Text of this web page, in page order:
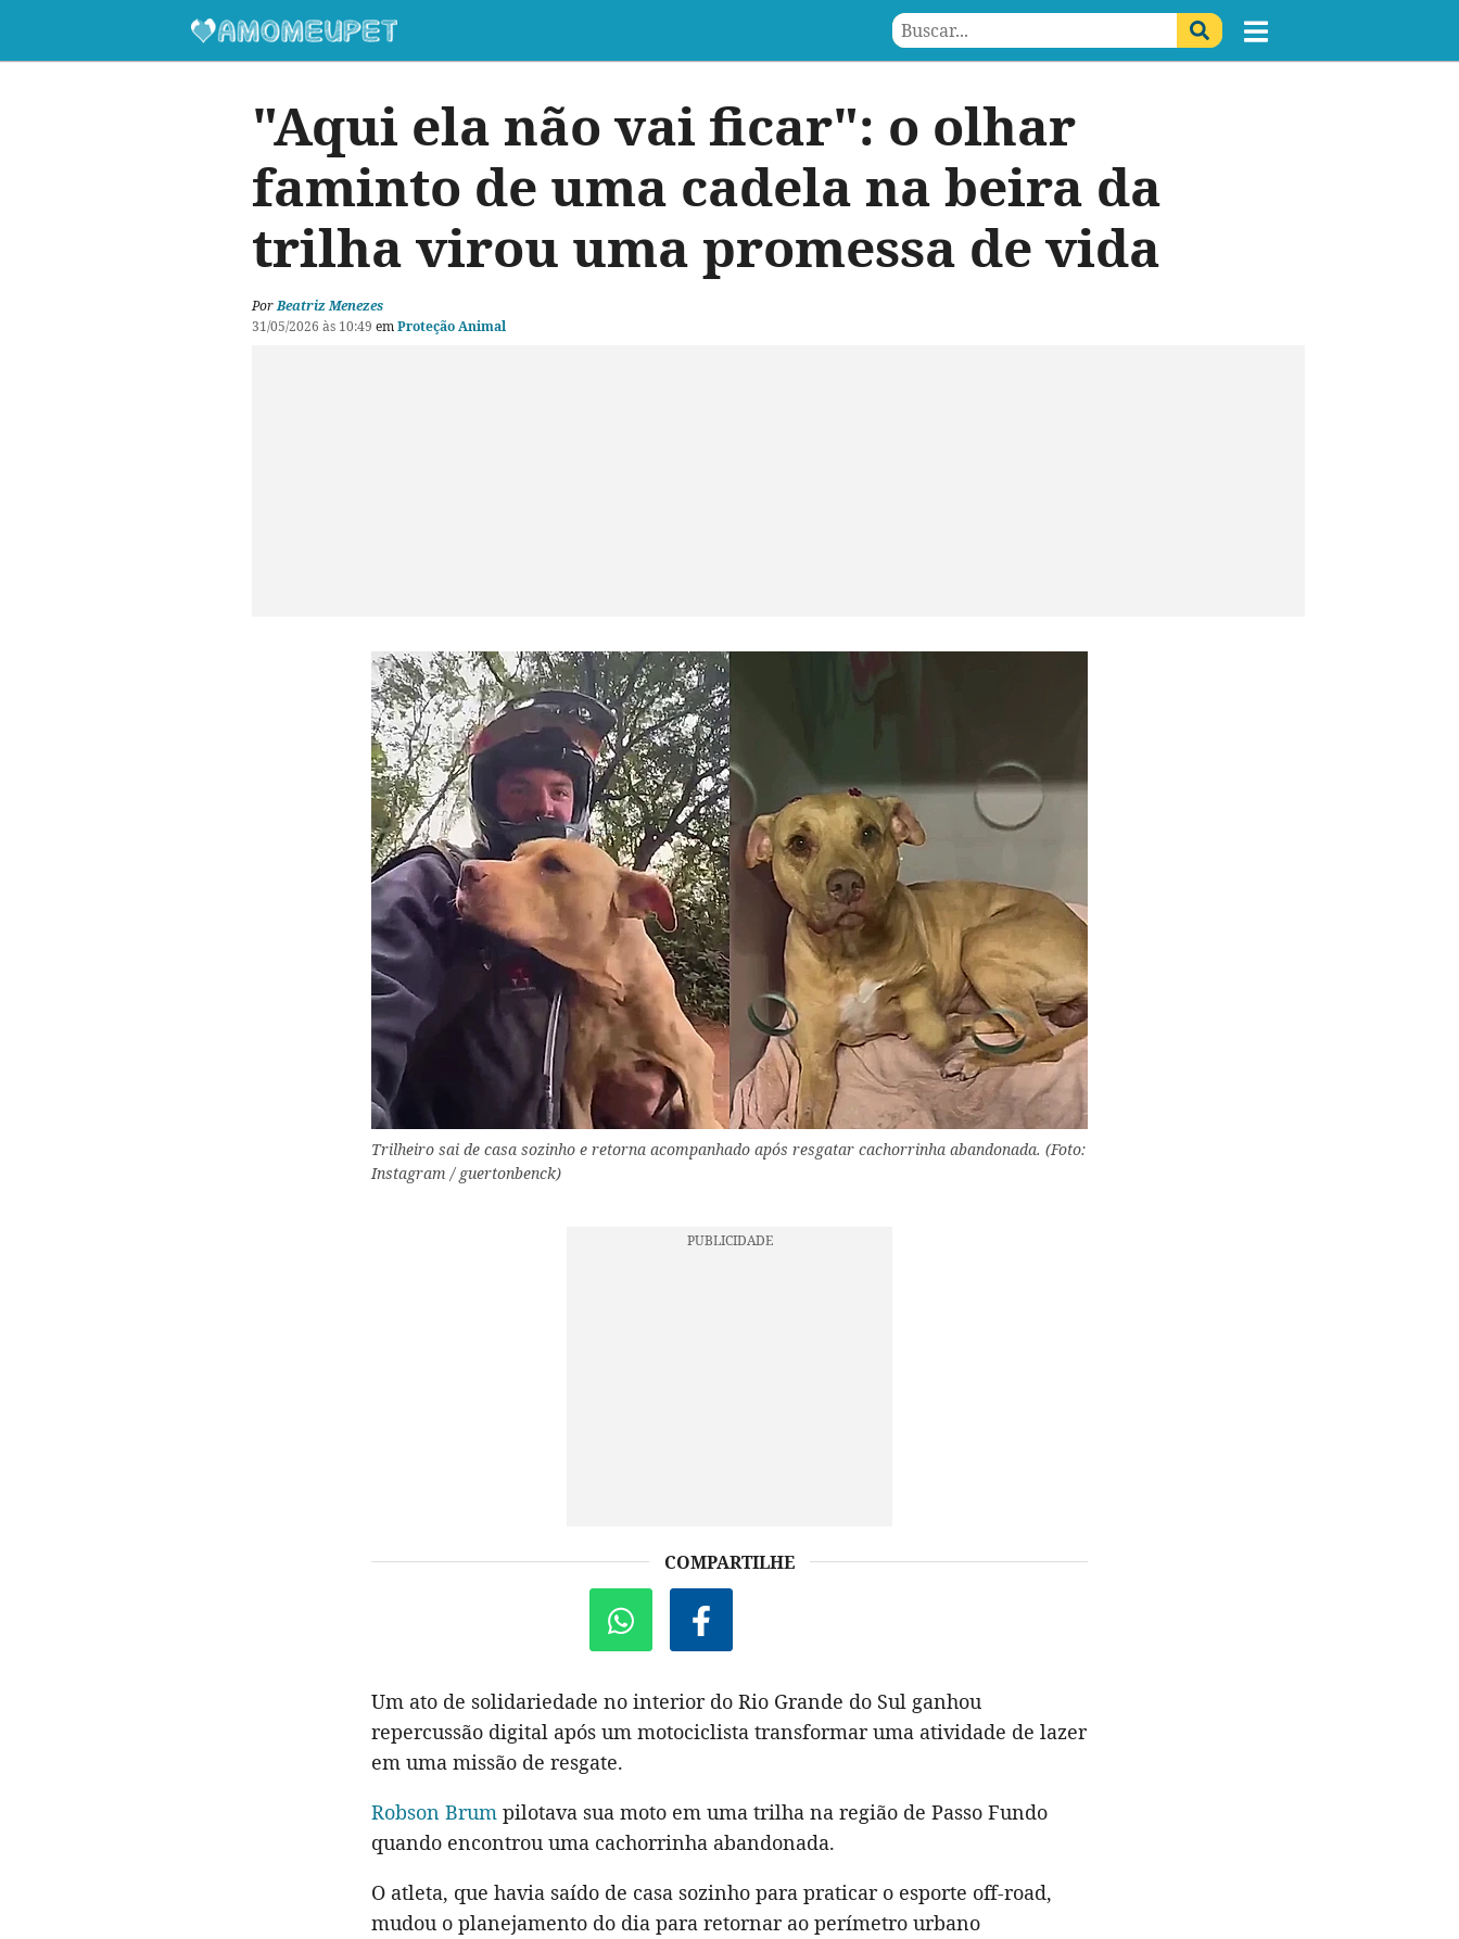
"Aqui ela não vai ficar": o olhar
faminto de uma cadela na beira da
trilha virou uma promessa de vida
PorBeatriz Menezes
31/05/2026 às 10:49 emProteção Animal
Trilheiro sai de casa sozinho e retorna acompanhado após resgatar cachorrinha abandonada. (Foto:
Instagram / guertonbenck)
COMPARTILHE
Um ato de solidariedade no interior do Rio Grande do Sul ganhou
repercussão digital após um motociclista transformar uma atividade de lazer
em uma missão de resgate.
Robson Brum pilotava sua moto em uma trilha na região de Passo Fundo
quando encontrou uma cachorrinha abandonada.
O atleta, que havia saído de casa sozinho para praticar o esporte off-road,
mudou o planejamento do dia para retornar ao perímetro urbano